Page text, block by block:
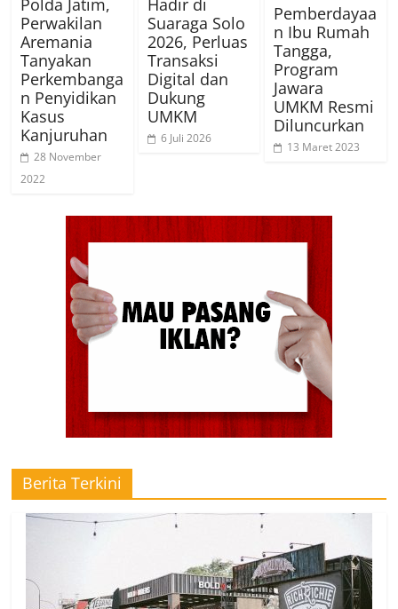
Polda Jatim,
Perwakilan
Aremania
Tanyakan
Perkembanga
n Penyidikan
Kasus
Kanjuruhan
28 November
2022
Hadir di
Suaraga Solo
2026, Perluas
Transaksi
Digital dan
Dukung
UMKM
6 Juli 2026
Pemberdayaa
n Ibu Rumah
Tangga,
Program
Jawara
UMKM Resmi
Diluncurkan
13 Maret 2023
Berita Terkini